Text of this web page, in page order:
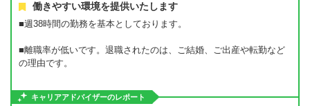
働きやすい環境を提供いたします
■週38時間の勤務を基本としております。
■離職率が低いです。退職されたのは、ご結婚、ご出産や転勤など
の理由です。
キャリアアドバイザーのレポート